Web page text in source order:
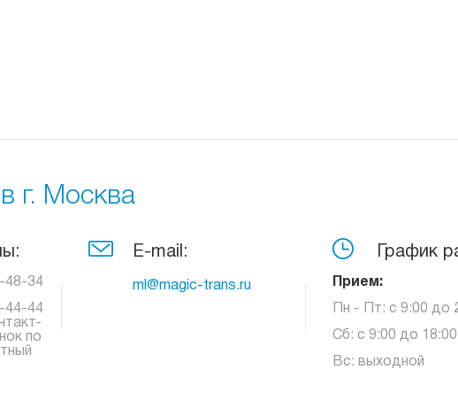
г. Москва
48-34
44-44
по
E-mail:
ml@magic-trans.ru
График
Прием:
Пн - Пт: с 9:00 до
Сб: с 9:00 до 18:00
Вс: выходной